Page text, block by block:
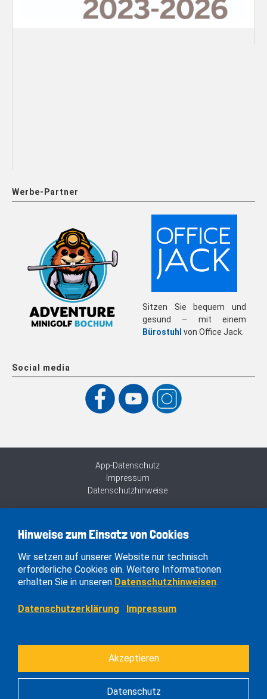
Werbe-Partner
Sitzen Sie bequem und
gesund – mit einem
Bürostuhl von Office Jack.
Social media
App-Datenschutz
Impressum
Datenschutzhinweise
Hinweise zum Einsatz von Cookies
Wir setzen auf unserer Website nur technisch
erforderliche Cookies ein. Weitere Informationen
erhalten Sie in unseren Datenschutzhinweisen.
Datenschutzerklärung Impressum
Akzeptieren
Datenschutz